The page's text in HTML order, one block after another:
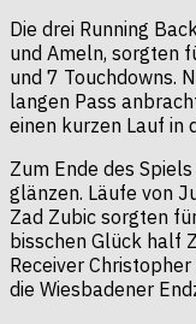
Die drei Running
und Ameln, sorgten
und 7 Touchdowns.
langen Pass
einen kurzen Lauf in
Zum Ende des
glänzen. Läufe von
Zad Zubic sorgten
bisschen Glück half
Receiver
die Wiesbadener